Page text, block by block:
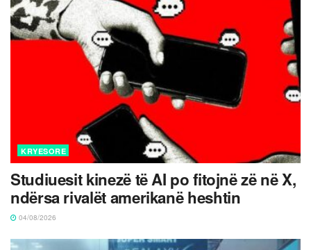
KRYESORE
Studiuesit kinezë të AI po fitojnë zë në X,
ndërsa rivalët amerikanë heshtin
04/08/2026